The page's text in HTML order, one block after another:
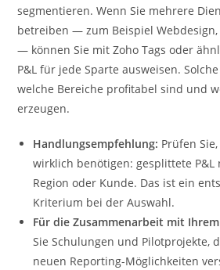
segmentieren. Wenn Sie mehrere
betreiben — zum Beispiel Webdesign,
— können Sie mit Zoho Tags oder
P&L für jede Sparte ausweisen.
welche Bereiche profitabel sind und
erzeugen.
Handlungsempfehlung: Prüfen
wirklich benötigen: gesplittete P&L
Region oder Kunde. Das ist ein
Kriterium bei der Auswahl.
Für die Zusammenarbeit mit
Sie Schulungen und Pilotprojekte,
neuen Reporting-Möglichkeiten